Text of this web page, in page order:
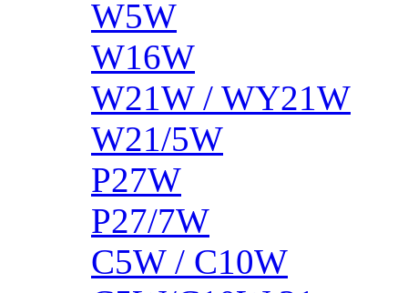
W5W
W16W
W21W / WY21W
W21/5W
P27W
P27/7W
C5W / C10W